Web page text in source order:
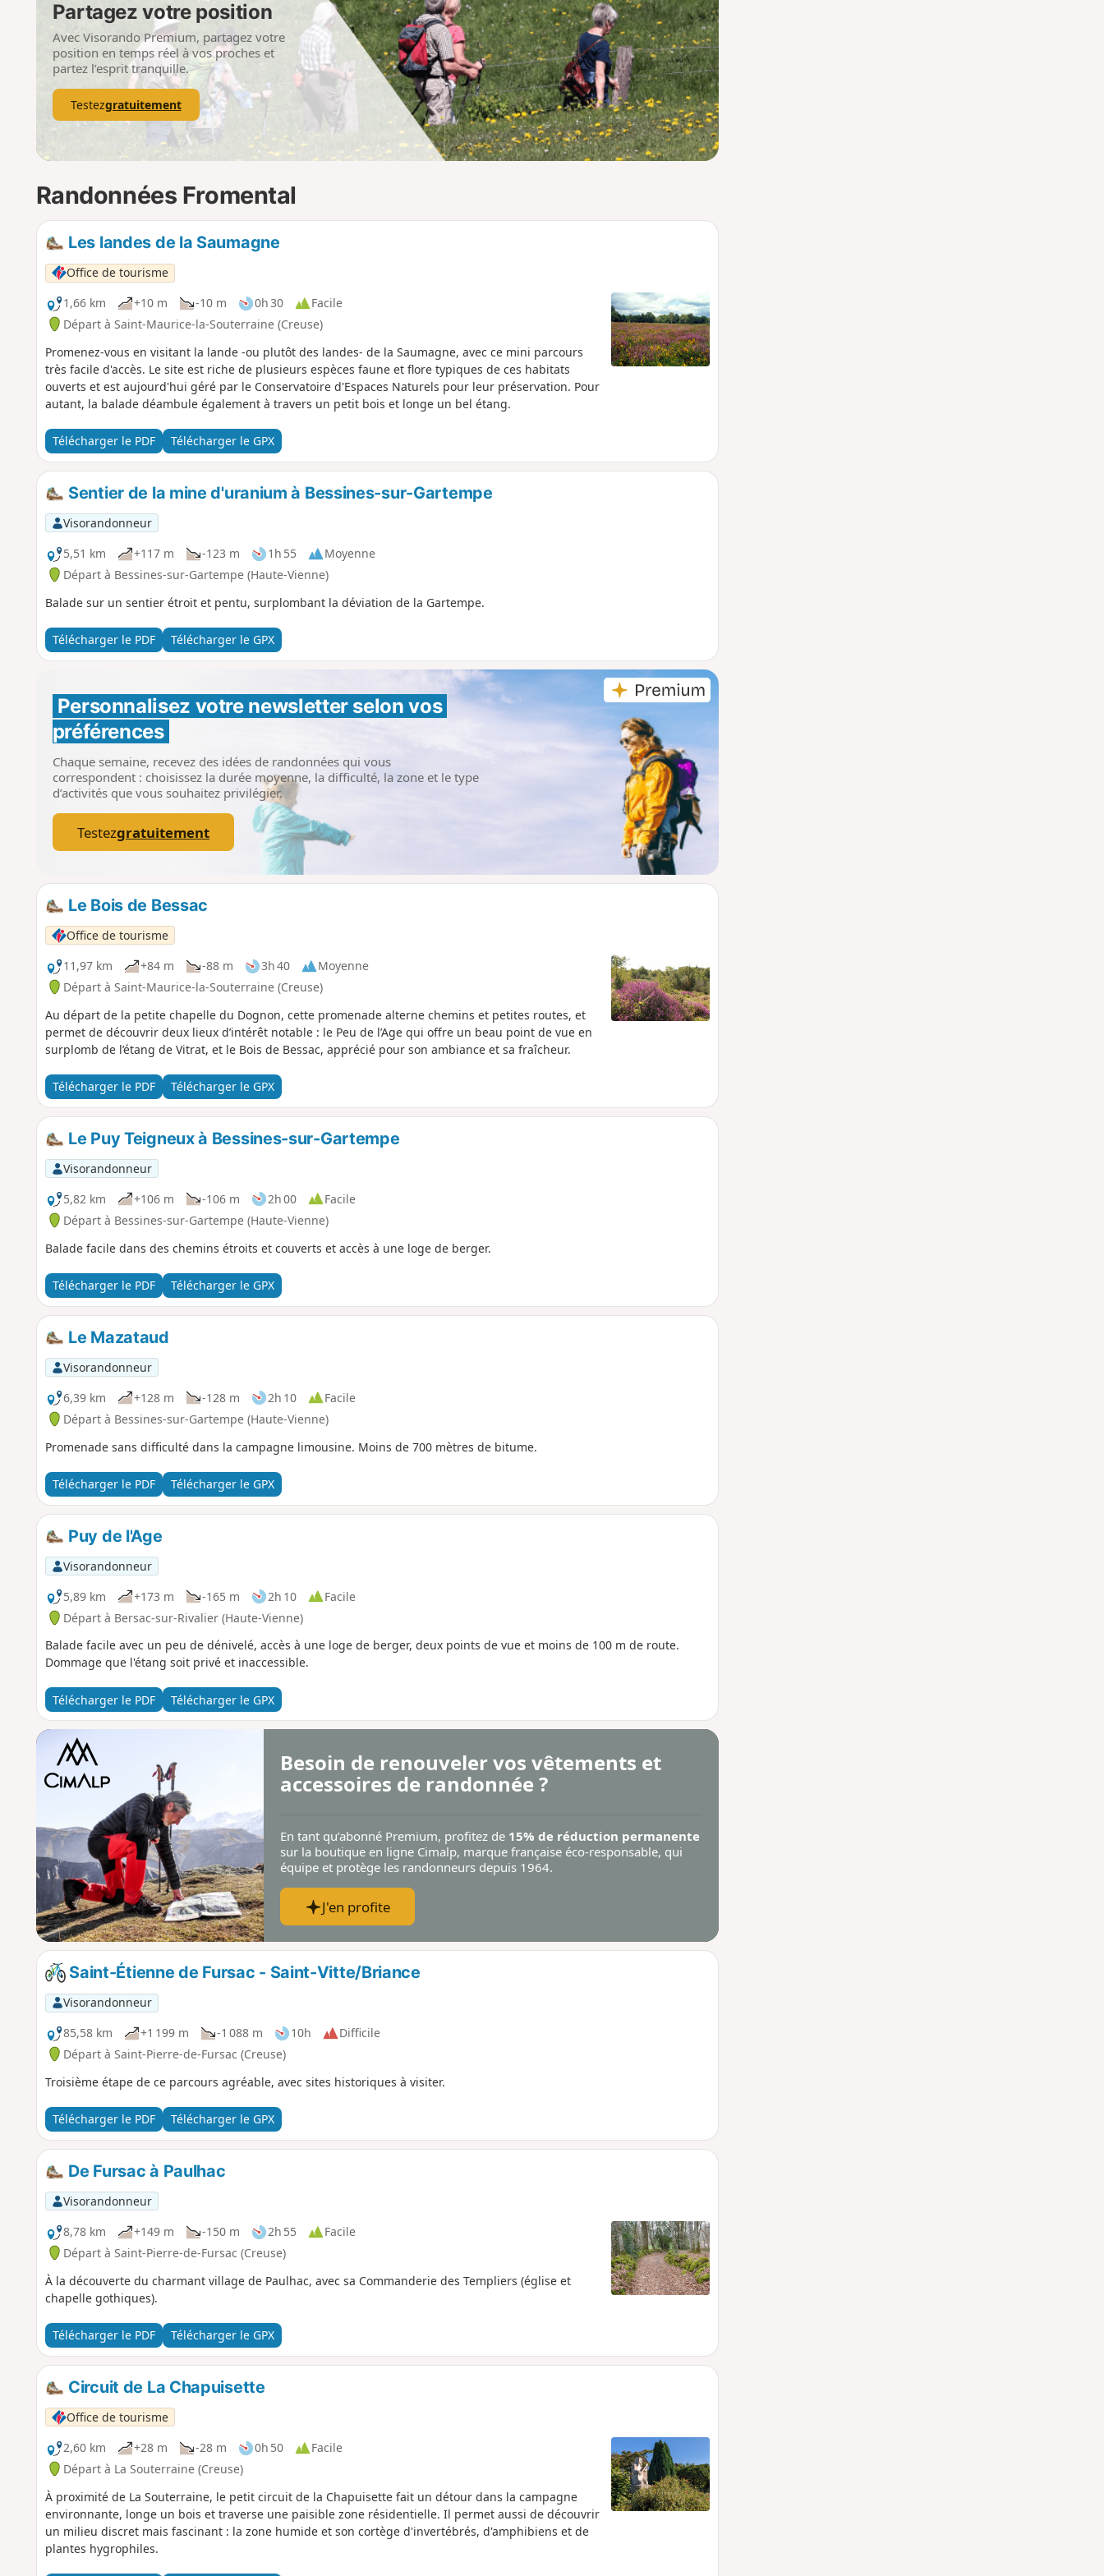
a
m
p
o
i
Partagez votre position
Avec Visorando Premium, partagez votre
position en temps réel à vos proches et
partez l’esprit tranquille.
Testezgratuitement
Randonnées Fromental
Les landes de la Saumagne
Office de tourisme
1,66 km
+10 m -10 m 0h 30
Facile
Départ à Saint-Maurice-la-Souterraine (Creuse)
Promenez-vous en visitant la lande -ou plutôt des landes- de la Saumagne, avec ce mini parcours
très facile d'accès. Le site est riche de plusieurs espèces faune et flore typiques de ces habitats
ouverts et est aujourd'hui géré par le Conservatoire d'Espaces Naturels pour leur préservation. Pour
autant, la balade déambule également à travers un petit bois et longe un bel étang.
Télécharger le PDF Télécharger le GPX
Sentier de la mine d'uranium à Bessines-sur-Gartempe
Visorandonneur
5,51 km
+117 m -123 m 1h 55
Moyenne
Départ à Bessines-sur-Gartempe (Haute-Vienne)
Balade sur un sentier étroit et pentu, surplombant la déviation de la Gartempe.
Télécharger le PDF Télécharger le GPX
Personnalisez votre newsletter selon vos
préférences
Chaque semaine, recevez des idées de randonnées qui vous
correspondent : choisissez la durée moyenne, la difficulté, la zone et le type
d’activités que vous souhaitez privilégier.
Testezgratuitement
Le Bois de Bessac
Office de tourisme
11,97 km
+84 m -88 m 3h 40
Moyenne
Départ à Saint-Maurice-la-Souterraine (Creuse)
Au départ de la petite chapelle du Dognon, cette promenade alterne chemins et petites routes, et
permet de découvrir deux lieux d’intérêt notable : le Peu de l’Age qui offre un beau point de vue en
surplomb de l’étang de Vitrat, et le Bois de Bessac, apprécié pour son ambiance et sa fraîcheur.
Télécharger le PDF Télécharger le GPX
Le Puy Teigneux à Bessines-sur-Gartempe
Visorandonneur
5,82 km
+106 m -106 m 2h 00
Facile
Départ à Bessines-sur-Gartempe (Haute-Vienne)
Balade facile dans des chemins étroits et couverts et accès à une loge de berger.
Télécharger le PDF Télécharger le GPX
Le Mazataud
Visorandonneur
6,39 km
+128 m -128 m 2h 10
Facile
Départ à Bessines-sur-Gartempe (Haute-Vienne)
Promenade sans difficulté dans la campagne limousine. Moins de 700 mètres de bitume.
Télécharger le PDF Télécharger le GPX
Puy de l'Age
Visorandonneur
5,89 km
+173 m -165 m 2h 10
Facile
Départ à Bersac-sur-Rivalier (Haute-Vienne)
Balade facile avec un peu de dénivelé, accès à une loge de berger, deux points de vue et moins de 100 m de route.
Dommage que l'étang soit privé et inaccessible.
Télécharger le PDF Télécharger le GPX
Besoin de renouveler vos vêtements et
accessoires de randonnée ?
En tant qu’abonné Premium, profitez de 15% de réduction permanente
sur la boutique en ligne Cimalp, marque française éco-responsable, qui
équipe et protège les randonneurs depuis 1964.
J'en profite
Saint-Étienne de Fursac - Saint-Vitte/Briance
Visorandonneur
85,58 km
+1 199 m -1 088 m 10h
Difficile
Départ à Saint-Pierre-de-Fursac (Creuse)
Troisième étape de ce parcours agréable, avec sites historiques à visiter.
Télécharger le PDF Télécharger le GPX
De Fursac à Paulhac
Visorandonneur
8,78 km
+149 m -150 m 2h 55
Facile
Départ à Saint-Pierre-de-Fursac (Creuse)
À la découverte du charmant village de Paulhac, avec sa Commanderie des Templiers (église et
chapelle gothiques).
Télécharger le PDF Télécharger le GPX
Circuit de La Chapuisette
Office de tourisme
2,60 km
+28 m -28 m 0h 50
Facile
Départ à La Souterraine (Creuse)
À proximité de La Souterraine, le petit circuit de la Chapuisette fait un détour dans la campagne
environnante, longe un bois et traverse une paisible zone résidentielle. Il permet aussi de découvrir
un milieu discret mais fascinant : la zone humide et son cortège d'invertébrés, d'amphibiens et de
plantes hygrophiles.